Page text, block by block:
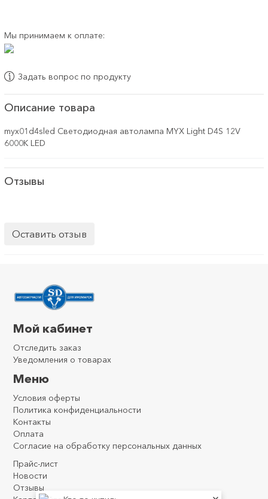
Мы принимаем к оплате:
Задать вопрос по продукту
Описание товара
myx01d4sled Светодиодная автолампа MYX Light D4S 12V
6000K LED
Отзывы
Оставить отзыв
Мой кабинет
Отследить заказ
Уведомления о товарах
Меню
Условия оферты
Политика конфиденциальности
Контакты
Оплата
Согласие на обработку персональных данных
Прайс-лист
Новости
Отзывы